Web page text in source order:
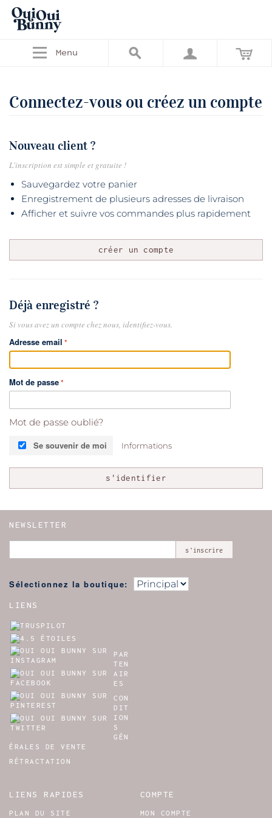
Menu
Connectez-vous ou créez un compte
Nouveau client ?
L'inscription est simple et gratuite !
Sauvegardez votre panier
Enregistrement de plusieurs adresses de livraison
Afficher et suivre vos commandes plus rapidement
créer un compte
Déjà enregistré ?
Si vous avez un compte chez nous, identifiez-vous.
Adresse email
Mot de passe
Mot de passe oublié?
Se souvenir de moi
Informations
s'identifier
NEWSLETTER
s'inscrire
Sélectionnez la boutique:
LIENS
PAR
TEN
AIR
ES
CON
DIT
ION
S
GÉN
ÉRALES DE VENTE
RÉTRACTATION
LIENS RAPIDES
PLAN DU SITE
COMPTE
MON COMPTE